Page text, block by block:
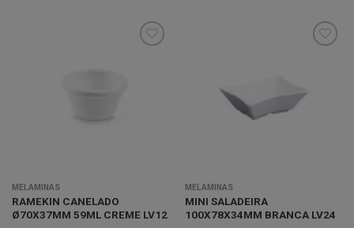
MELAMINAS
RAMEKIN CANELADO
Ø70X37MM 59ML CREME LV12
lista de
desejos
MELAMINAS
MINI SALADEIRA
100X78X34MM BRANCA LV24